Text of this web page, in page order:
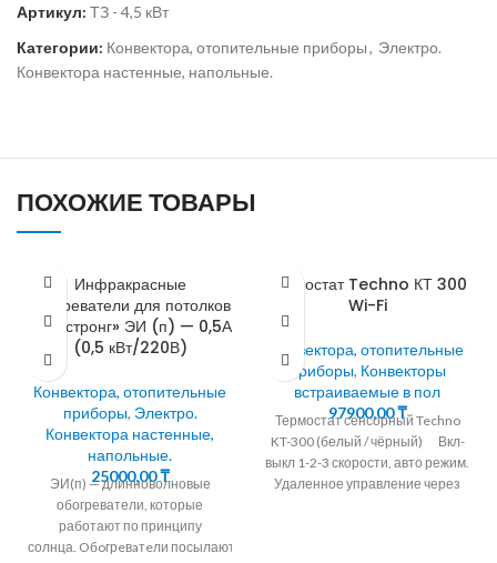
Артикул: ТЗ - 4,5 кВт
Категории: Конвектора, отопительные приборы, Электро.
Конвектора настенные, напольные.
ПОХОЖИЕ ТОВАРЫ
Инфракрасные
обогреватели для потолков
«Армстронг» ЭИ (п) — 0,5А
(0,5 кВт/220В)
Конвектора, отопительные
приборы, Электро.
Конвектора настенные,
напольные.
25000,00₸
ЭИ(п) — длинноволновые
обогреватели, которые
работают по принципу
солнца. Oбoгрeвaтeли посылают
Термостат Techno КТ 300
Wi-Fi
Конвектора, отопительные
приборы, Конвекторы
встраиваемые в пол
97900,00₸
Термостат сенсорный Techno
KT-300 (белый / чёрный) Вкл-
выкл 1-2-3 скорости, авто режим.
Удаленное управление через